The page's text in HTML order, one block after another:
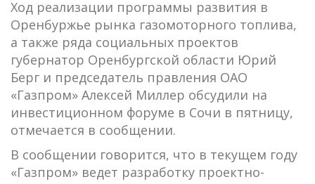
Ход реализации программы развития в
Оренбуржье рынка газомоторного топлива,
а также ряда социальных проектов
губернатор Оренбургской области Юрий
Берг и председатель правления ОАО
«Газпром» Алексей Миллер обсудили на
инвестиционном форуме в Сочи в пятницу,
отмечается в сообщении.
В сообщении говорится, что в текущем году
«Газпром» ведет разработку проектно-